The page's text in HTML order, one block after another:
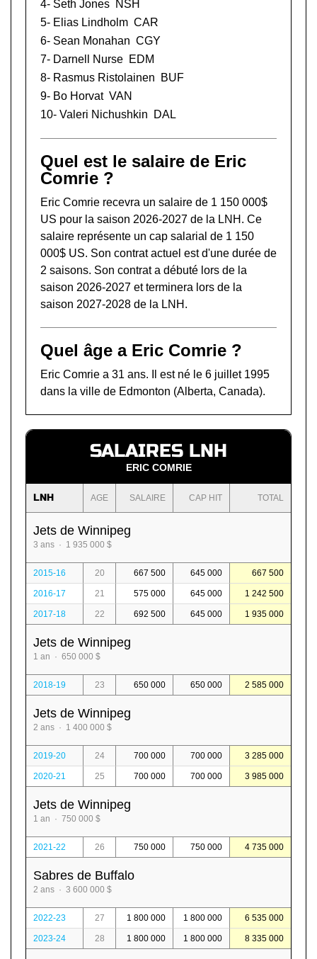
4- Seth Jones NSH
5- Elias Lindholm CAR
6- Sean Monahan CGY
7- Darnell Nurse EDM
8- Rasmus Ristolainen
BUF
9- Bo Horvat VAN
10- Valeri Nichushkin DAL
Quel est le salaire de Eric
Comrie ?
Eric Comrie recevra un salaire de 1 150 000$
US pour la saison 2026-2027 de la LNH. Ce
salaire représente un cap salarial de 1 150
000$ US. Son contrat actuel est d'une durée de
2 saisons. Son contrat a débuté lors de la
saison 2026-2027 et terminera lors de la
saison 2027-2028 de la LNH.
Quel âge a Eric Comrie ?
Eric Comrie a 31 ans. Il est né le 6 juillet 1995
dans la ville de Edmonton (Alberta, Canada).
SALAIRES LNH
ERIC COMRIE
LNH AGE SALAIRE CAP HIT TOTAL
Jets de Winnipeg
3 ans · 1 935 000 $
2015-16 20 667 500 645 000 667 500
2016-17 21 575 000 645 000 1 242 500
2017-18 22 692 500 645 000 1 935 000
Jets de Winnipeg
1 an · 650 000 $
2018-19 23 650 000 650 000 2 585 000
Jets de Winnipeg
2 ans · 1 400 000 $
2019-20 24 700 000 700 000 3 285 000
2020-21 25 700 000 700 000 3 985 000
Jets de Winnipeg
1 an · 750 000 $
2021-22 26 750 000 750 000 4 735 000
Sabres de Buffalo
2 ans · 3 600 000 $
2022-23 27 1 800 000 1 800 000 6 535 000
2023-24 28 1 800 000 1 800 000 8 335 000